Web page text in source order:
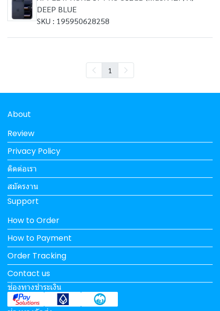
DEEP BLUE
SKU : 195950628258
1
About
Review
Privacy Policy
ติดต่อเรา
สมัครงาน
Support
How to Order
How to Payment
Order Tracking
Contact us
ช่องทางชำระเงิน